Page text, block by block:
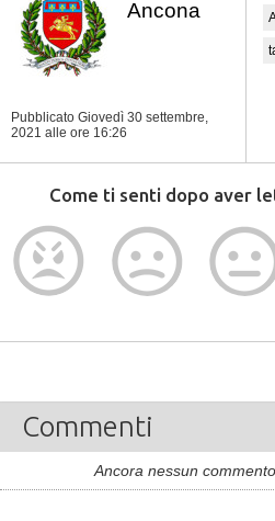
Ancona
Pubblicato Giovedì 30 settembre,
2021 alle ore 16:26
Come ti senti dopo aver
Commenti
Ancora nessun